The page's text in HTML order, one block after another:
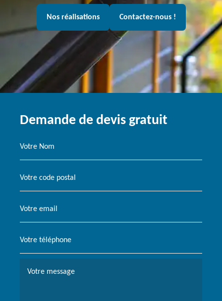
Nos réalisations Contactez-nous !
Demande de devis gratuit